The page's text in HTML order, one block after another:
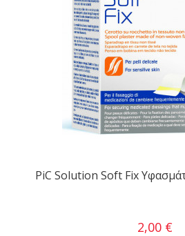
PiC Solution Soft Fix
2,00 €